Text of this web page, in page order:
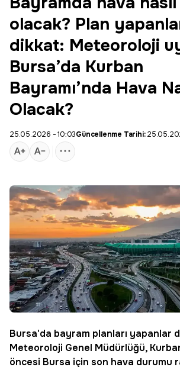
olacak? Plan
dikkat: Meteoroloji
Bursa’da Kurban
Bayramı’nda Hava
Olacak?
25.05.2026 - 10:03Güncellenme Tarihi:
Bursa'da bayram planları yapanlar
Meteoroloji Genel Müdürlüğü,
öncesi Bursa için son hava durumu